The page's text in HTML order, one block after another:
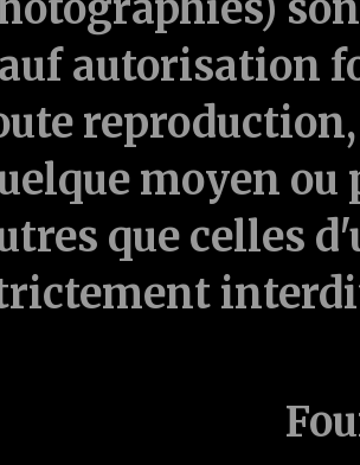
autorisation
moyen ou
que celles